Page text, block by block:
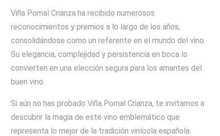
Viña Pomal Crianza ha recibido numerosos
reconocimientos y premios a lo largo de los años,
consolidándose como un referente en el mundo del vino.
Su elegancia, complejidad y persistencia en boca lo
convierten en una elección segura para los amantes del
buen vino.
Si aún no has probado Viña Pomal Crianza, te invitamos a
descubrir la magia de este vino emblemático que
representa lo mejor de la tradición vinícola española.